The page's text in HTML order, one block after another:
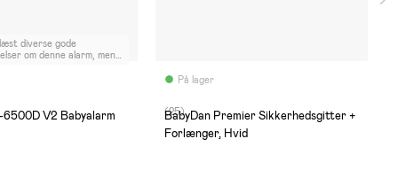
diverse gode
om denne alarm, men
forbindelsen og finder
igen. Det gør den
hele tiden. Det gør
umuligt at sove imens
V2 Babyalarm
På lager
(25)
BabyDan Premier Sikkerhedsgitter +
Forlænger, Hvid